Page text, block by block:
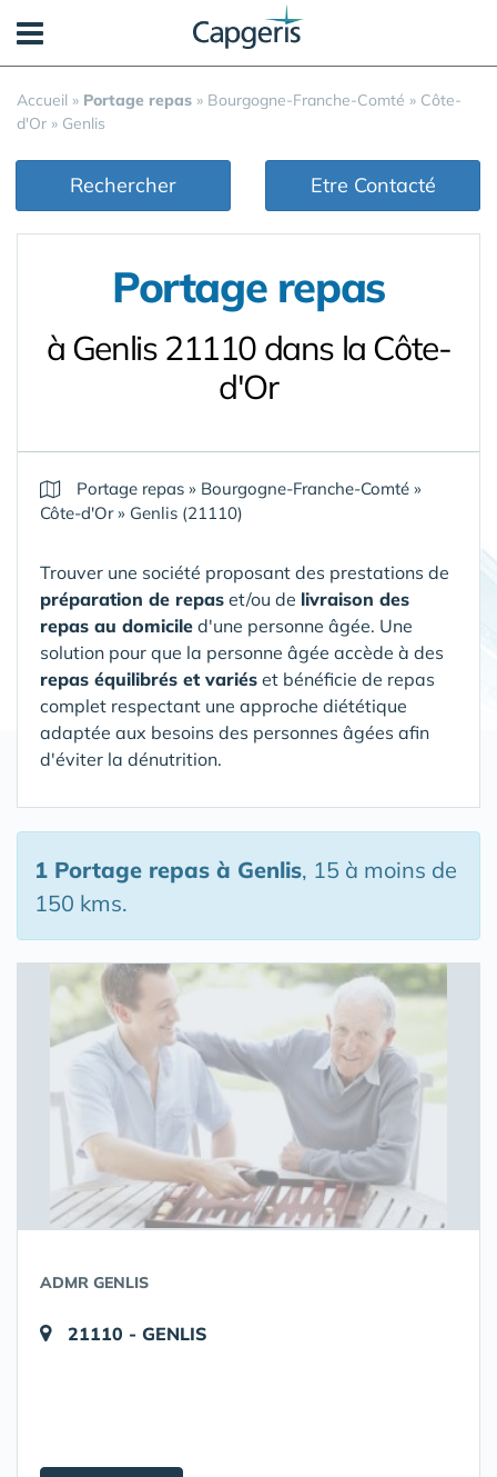
Accueil » Portage repas » Bourgogne-Franche-Comté » Côte-
d'Or » Genlis
Rechercher Etre Contacté
Portage repas
à Genlis 21110 dans la Côte-
d'Or
Portage repas » Bourgogne-Franche-Comté »
Côte-d'Or» Genlis (21110)
Trouver une société proposant des prestations de
préparation de repas et/ou de livraison des
repas au domicile d'une personne âgée. Une
solution pour que la personne âgée accède à des
repas équilibrés et variés et bénéficie de repas
complet respectant une approche diététique
adaptée aux besoins des personnes âgées afin
d'éviter la dénutrition.
1 Portage repas à Genlis, 15 à moins de
150 kms.
ADMR GENLIS
21110 - GENLIS